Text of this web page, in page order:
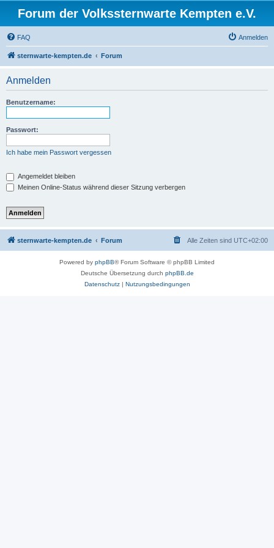
Forum der Volkssternwarte Kempten e.V.
FAQ Anmelden
sternwarte-kempten.de Forum
Anmelden
Benutzername:
Passwort:
Ich habe mein Passwort vergessen
Angemeldet bleiben
Meinen Online-Status während dieser Sitzung verbergen
sternwarte-kempten.de Forum Alle Zeiten sind UTC+02:00
Powered by phpBB® Forum Software © phpBB Limited
Deutsche Übersetzung durch phpBB.de
Datenschutz| Nutzungsbedingungen